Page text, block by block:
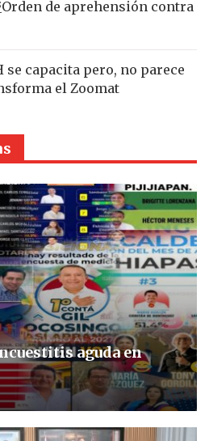
de aprehensión contra
se capacita pero, no parece
el Zoomat
aguda en